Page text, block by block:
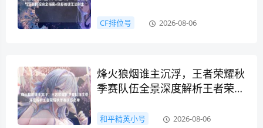
CF排位号 2026-08-06
烽火狼烟谁主沉浮，王者荣耀秋
季赛队伍全景深度解析王者荣耀
和平精英小号 2026-08-06